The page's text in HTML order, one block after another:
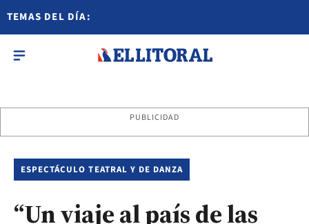
TEMAS DEL DÍA:
PUBLICIDAD
ESPECTÁCULO TEATRAL Y DE DANZA
“Un viaje al país de las